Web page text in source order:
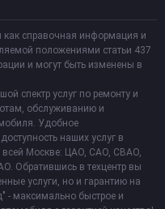
как справочная информация и
положениями статьи 437
и могут быть изменены в
спектр услуг по ремонту и
обслуживанию и
Удобное
наших услуг в
всей Москве: ЦАО, САО, СВАО,
в техцентр вы
услуги, но и гарантию на
- максимально быстрое и